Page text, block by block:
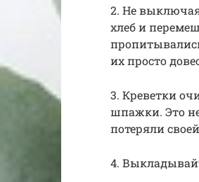
2. Не
хлеб и
их просто
3. Креветки
шпажки. Это
потеряли
4.